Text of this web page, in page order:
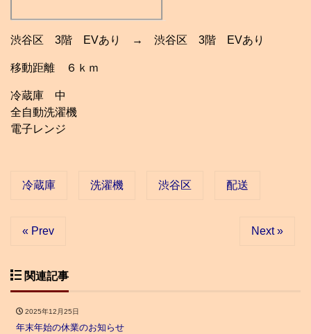
渋谷区 3階 EVあり → 渋谷区 3階 EVあり
移動距離 ６ｋｍ
冷蔵庫 中
全自動洗濯機
電子レンジ
冷蔵庫 洗濯機 渋谷区 配送
« Prev Next »
関連記事
2025年12月25日
年末年始の休業のお知らせ